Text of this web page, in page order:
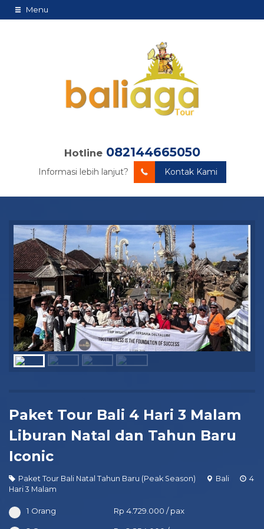
Menu
Hotline 082144665050
Informasi lebih lanjut? Kontak Kami
Paket Tour Bali 4 Hari 3 Malam
Liburan Natal dan Tahun Baru
Iconic
Paket Tour Bali Natal Tahun Baru (Peak Season) Bali
4
Hari 3 Malam
1 Orang Rp 4.729.000 / pax